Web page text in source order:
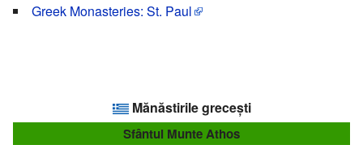
Greek Monasteries: St. Paul
Mănăstirile grecești
Sfântul Munte Athos